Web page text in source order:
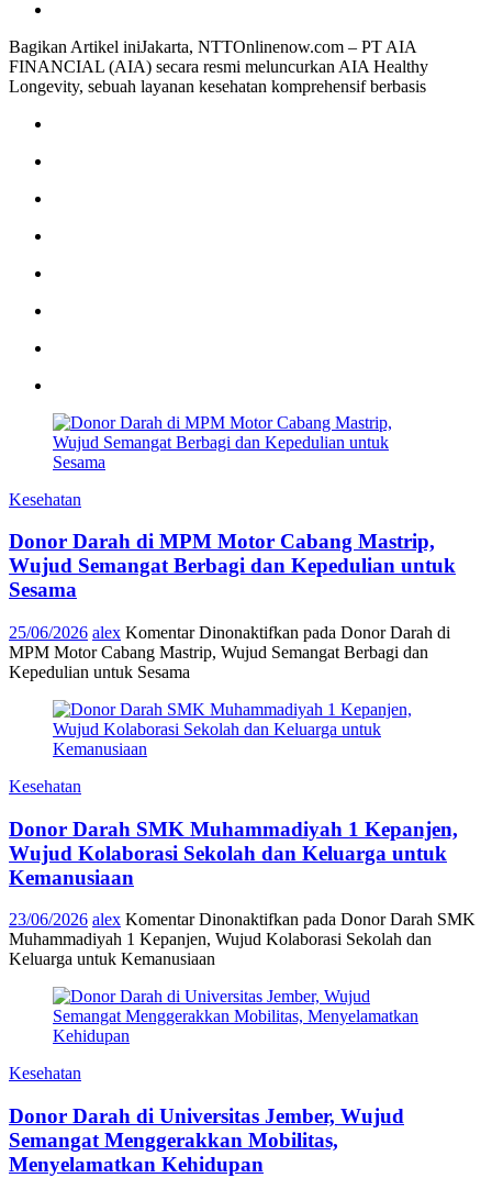
Bagikan Artikel iniJakarta, NTTOnlinenow.com – PT AIA
FINANCIAL (AIA) secara resmi meluncurkan AIA Healthy
Longevity, sebuah layanan kesehatan komprehensif berbasis
Kesehatan
Donor Darah di MPM Motor Cabang Mastrip,
Wujud Semangat Berbagi dan Kepedulian untuk
Sesama
25/06/2026 alex Komentar Dinonaktifkan pada Donor Darah di
MPM Motor Cabang Mastrip, Wujud Semangat Berbagi dan
Kepedulian untuk Sesama
Kesehatan
Donor Darah SMK Muhammadiyah 1 Kepanjen,
Wujud Kolaborasi Sekolah dan Keluarga untuk
Kemanusiaan
23/06/2026 alex Komentar Dinonaktifkan pada Donor Darah SMK
Muhammadiyah 1 Kepanjen, Wujud Kolaborasi Sekolah dan
Keluarga untuk Kemanusiaan
Kesehatan
Donor Darah di Universitas Jember, Wujud
Semangat Menggerakkan Mobilitas,
Menyelamatkan Kehidupan